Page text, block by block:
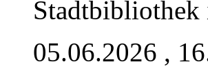
05.06.2026 ,